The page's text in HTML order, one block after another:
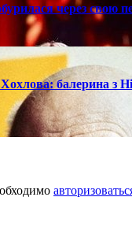
через свою
балерина з